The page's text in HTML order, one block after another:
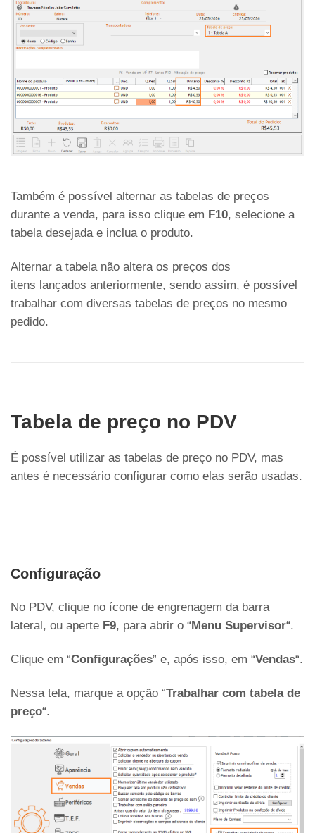
Também é possível alternar as tabelas de preços
durante a venda, para isso clique em F10, selecione a
tabela desejada e inclua o produto.
Alternar a tabela não altera os preços dos
itens lançados anteriormente, sendo assim, é possível
trabalhar com diversas tabelas de preços no mesmo
pedido.
Tabela de preço no PDV
É possível utilizar as tabelas de preço no PDV, mas
antes é necessário configurar como elas serão usadas.
Configuração
No PDV, clique no ícone de engrenagem da barra
lateral, ou aperte F9, para abrir o “Menu Supervisor“.
Clique em “Configurações” e, após isso, em “Vendas“.
Nessa tela, marque a opção “Trabalhar com tabela de
preço“.